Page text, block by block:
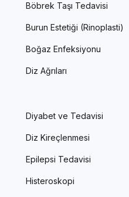
Böbrek Taşı Tedavisi
Burun Estetiği (Rinoplasti)
Boğaz Enfeksiyonu
Diz Ağrıları
Diyabet ve Tedavisi
Diz Kireçlenmesi
Epilepsi Tedavisi
Histeroskopi